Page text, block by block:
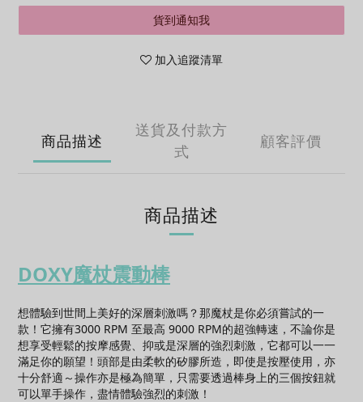
貨到通知我
加入追蹤清單
商品描述
送貨及付款方
式
顧客評價
商品描述
DOXY魔杖震動棒
想體驗到世間上美好的深層刺激嗎？那魔杖是你必須嘗試的一
款！它擁有3000 RPM 至最高 9000 RPM的超強轉速，不論你是
想享受輕鬆的按摩感覺、抑或是深層的強烈刺激，它都可以一一
滿足你的願望！頭部是由柔軟的矽膠所造，即使是按壓使用，亦
十分舒適～操作亦是極為簡單，只需要透過棒身上的三個按鈕就
可以單手操作，盡情體驗強烈的刺激！